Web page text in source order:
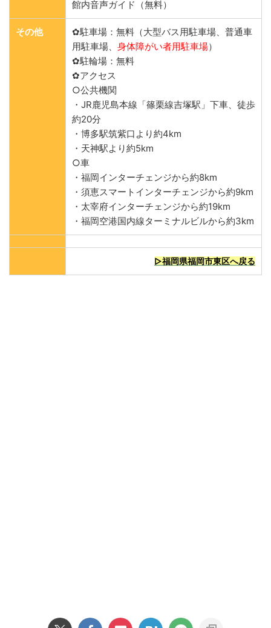
館内音声ガイド（無料）
その他
✿駐車場：無料（大型バス用駐車場、普通車
用駐車場、 身体障がい者用駐車場）
✿駐輪場：無料
✿アクセス
○公共機関
・JR鹿児島本線「篠栗線吉塚駅」下車、徒歩
約20分
・博多駅筑紫口より約4km
・天神駅より約5km
○車
・福岡インターチェンジから約8km
・須恵スマートインターチェンジから約9km
・太宰府インターチェンジから約19km
・福岡空港国内線ターミナルビルから約3km
▷福岡県福岡市東区へ戻る